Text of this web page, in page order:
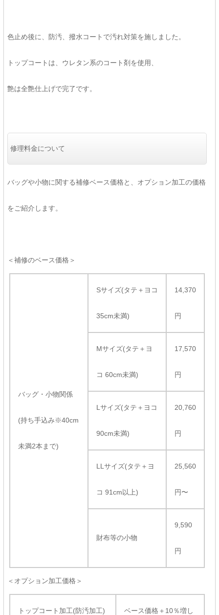
色止め後に、防汚、撥水コートで汚れ対策を施しました。
トップコートは、ウレタン系のコート剤を使用、
艶は全艶仕上げで完了です。
修理料金について
バッグや小物に関する補修ベース価格と、オプション加工の価格
をご紹介します。
＜補修のベース価格＞
バッグ・小物関係
(持ち手込み※40cm
未満2本まで)
Sサイズ(タテ＋ヨコ
35cm未満)
14,370
円
Mサイズ(タテ＋ヨ
コ 60cm未満)
17,570
円
Lサイズ(タテ＋ヨコ
90cm未満)
20,760
円
LLサイズ(タテ＋ヨ
コ 91cm以上)
25,560
円〜
財布等の小物
9,590
円
＜オプション加工価格＞
トップコート加工(防汚加工) ベース価格＋10％増し